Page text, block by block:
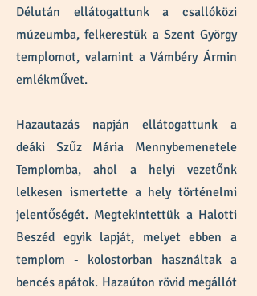
Délután ellátogattunk a csallóközi
múzeumba, felkerestük a Szent György
templomot, valamint a Vámbéry Ármin
emlékművet.
Hazautazás napján ellátogattunk a
deáki Szűz Mária Mennybemenetele
Templomba, ahol a helyi vezetőnk
lelkesen ismertette a hely történelmi
jelentőségét. Megtekintettük a Halotti
Beszéd egyik lapját, melyet ebben a
templom - kolostorban használtak a
bencés apátok. Hazaúton rövid megállót